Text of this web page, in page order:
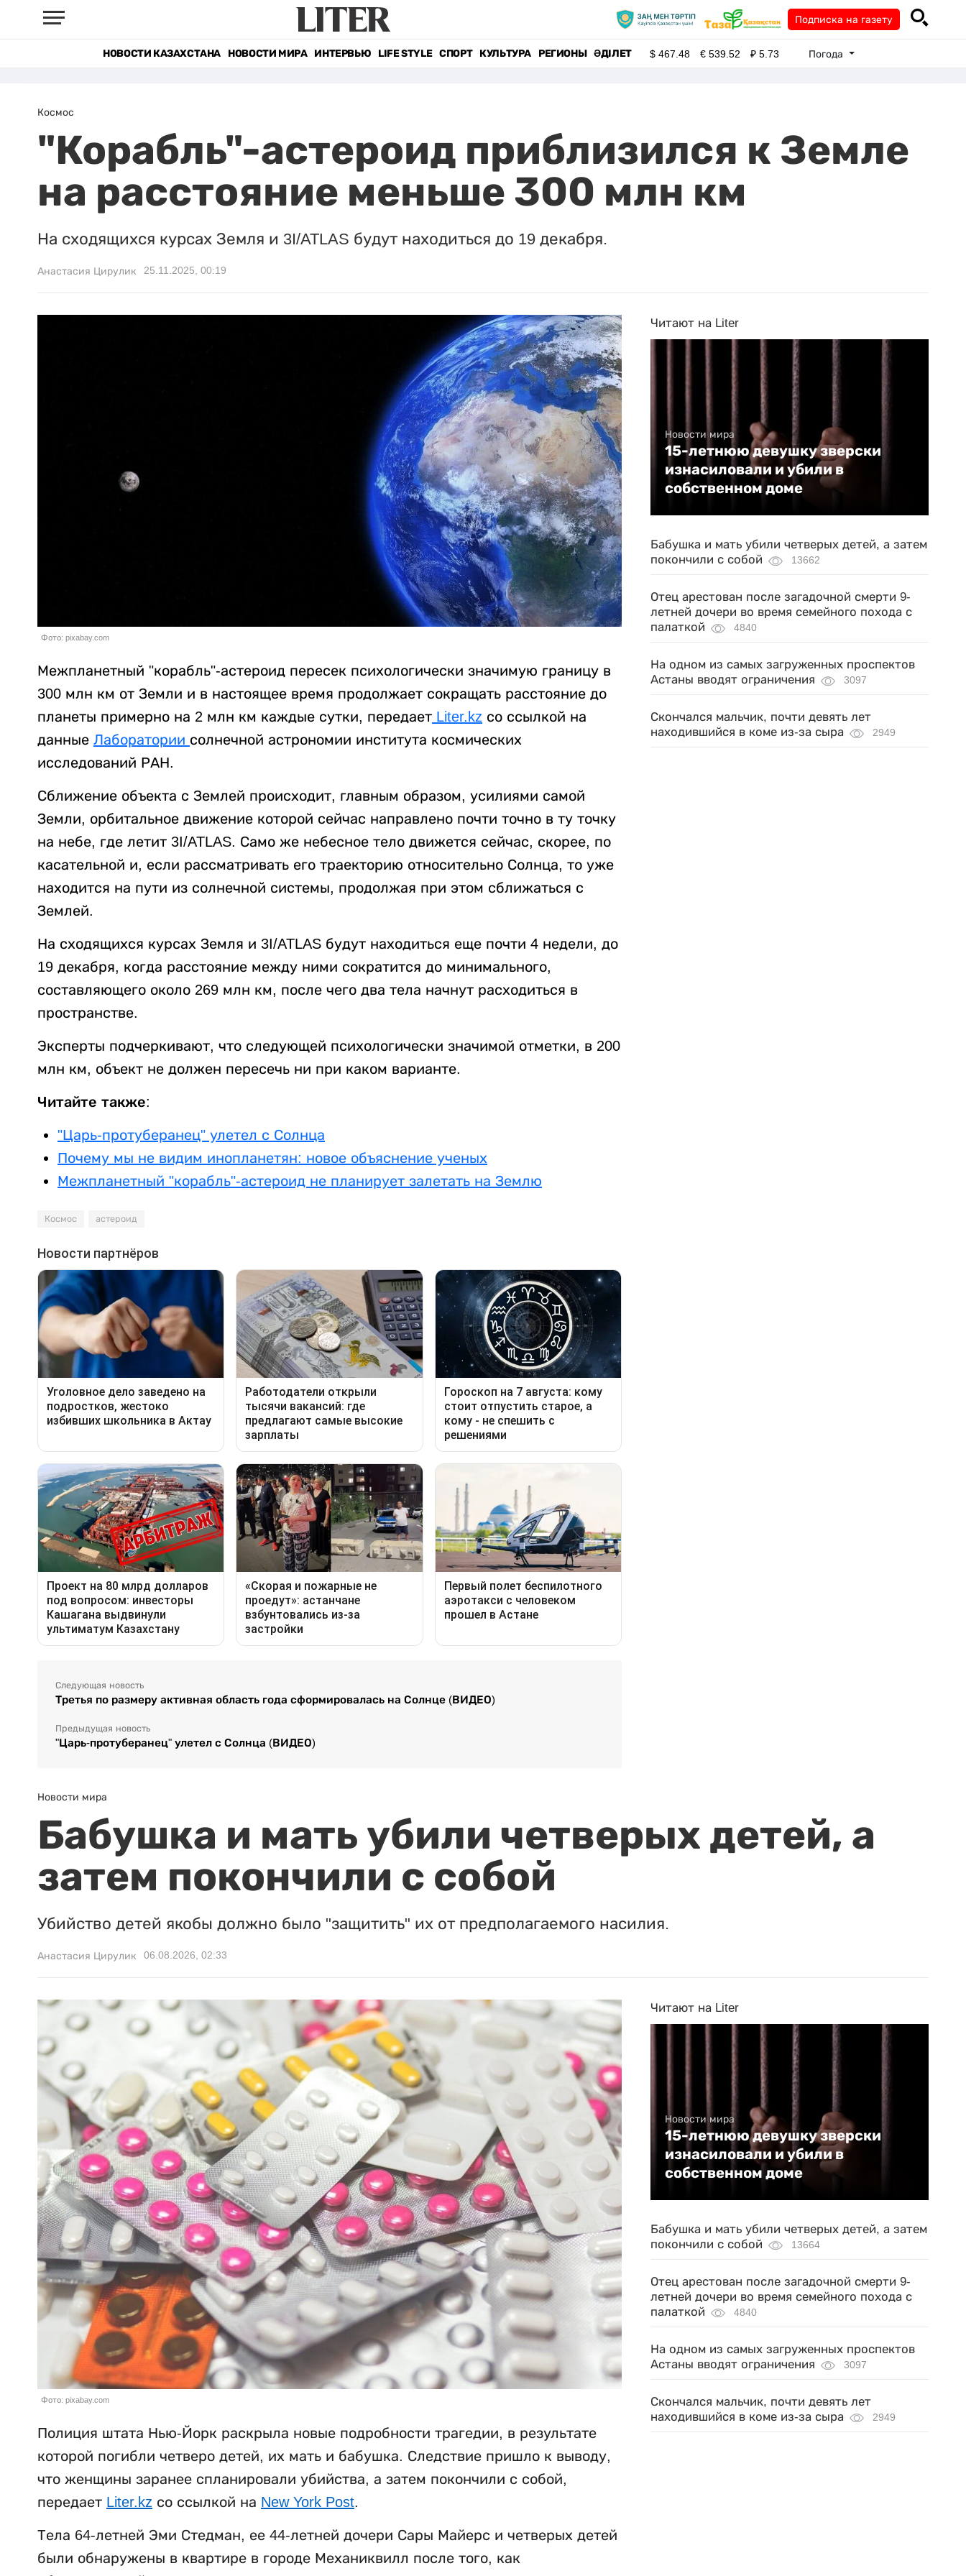
Подписка на газету
НОВОСТИ КАЗАХСТАНА НОВОСТИ МИРА ИНТЕРВЬЮ LIFE STYLE СПОРТ КУЛЬТУРА РЕГИОНЫ ӘДІЛЕТ $467.48 €539.52 ₽5.73 Погода
Космос
"Корабль"-астероид приблизился к Земле
на расстояние меньше 300 млн км
На сходящихся курсах Земля и 3I/ATLAS будут находиться до 19 декабря.
Анастасия Цирулик 25.11.2025, 00:19
Фото: pixabay.com
Межпланетный "корабль"-астероид пересек психологически значимую границу в
300 млн км от Земли и в настоящее время продолжает сокращать расстояние до
планеты примерно на 2 млн км каждые сутки, передает Liter.kz со ссылкой на
данные Лаборатории солнечной астрономии института космических
исследований РАН.
Сближение объекта с Землей происходит, главным образом, усилиями самой
Земли, орбитальное движение которой сейчас направлено почти точно в ту точку
на небе, где летит 3I/ATLAS. Само же небесное тело движется сейчас, скорее, по
касательной и, если рассматривать его траекторию относительно Солнца, то уже
находится на пути из солнечной системы, продолжая при этом сближаться с
Землей.
На сходящихся курсах Земля и 3I/ATLAS будут находиться еще почти 4 недели, до
19 декабря, когда расстояние между ними сократится до минимального,
составляющего около 269 млн км, после чего два тела начнут расходиться в
пространстве.
Эксперты подчеркивают, что следующей психологически значимой отметки, в 200
млн км, объект не должен пересечь ни при каком варианте.
Читайте также:
"Царь-протуберанец" улетел с Солнца
Почему мы не видим инопланетян: новое объяснение ученых
Межпланетный "корабль"-астероид не планирует залетать на Землю
Космос астероид
Следующая новость
Третья по размеру активная область года сформировалась на Солнце (ВИДЕО)
Предыдущая новость
"Царь-протуберанец" улетел с Солнца (ВИДЕО)
Читают на Liter
Новости мира
15-летнюю девушку зверски
изнасиловали и убили в
собственном доме
Бабушка и мать убили четверых детей, а затем
покончили с собой
13662
Отец арестован после загадочной смерти 9-
летней дочери во время семейного похода с
палаткой
4840
На одном из самых загруженных проспектов
Астаны вводят ограничения
3097
Скончался мальчик, почти девять лет
находившийся в коме из-за сыра
2949
Новости мира
Бабушка и мать убили четверых детей, а
затем покончили с собой
Убийство детей якобы должно было "защитить" их от предполагаемого насилия.
Анастасия Цирулик 06.08.2026, 02:33
Фото: pixabay.com
Полиция штата Нью-Йорк раскрыла новые подробности трагедии, в результате
которой погибли четверо детей, их мать и бабушка. Следствие пришло к выводу,
что женщины заранее спланировали убийства, а затем покончили с собой,
передает Liter.kz со ссылкой на New York Post.
Тела 64-летней Эми Стедман, ее 44-летней дочери Сары Майерс и четверых детей
были обнаружены в квартире в городе Механиквилл после того, как
Читают на Liter
Новости мира
15-летнюю девушку зверски
изнасиловали и убили в
собственном доме
Бабушка и мать убили четверых детей, а затем
покончили с собой
13664
Отец арестован после загадочной смерти 9-
летней дочери во время семейного похода с
палаткой
4840
На одном из самых загруженных проспектов
Астаны вводят ограничения
3097
Скончался мальчик, почти девять лет
находившийся в коме из-за сыра
2949